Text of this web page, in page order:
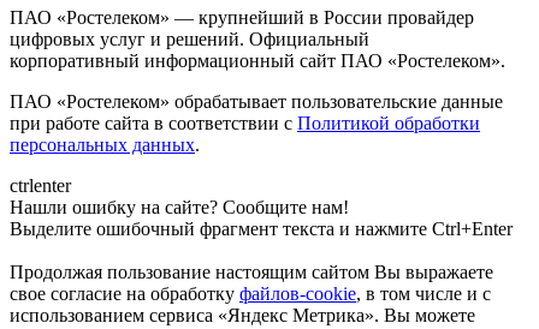
ПАО «Ростелеком» — крупнейший в России провайдер
цифровых услуг и решений. Официальный
корпоративный информационный сайт ПАО «Ростелеком».
ПАО «Ростелеком» обрабатывает пользовательские данные
при работе сайта в соответствии с Политикой обработки
персональных данных.
ctrlenter
Нашли ошибку на сайте? Сообщите нам!
Выделите ошибочный фрагмент текста и нажмите Ctrl+Enter
Продолжая пользование настоящим сайтом Вы выражаете
свое согласие на обработку файлов-cookie, в том числе и с
использованием сервиса «Яндекс Метрика». Вы можете